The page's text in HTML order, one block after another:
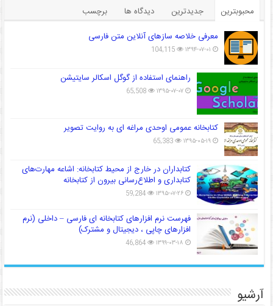
محبوبترین جدیدترین دیدگاه ها
برچسب
معرفی خلاصه سازهای آنلاین متن فارسی
۱۳۹۴-۰۷-۰۱ 104,115
راهنمای استفاده از گوگل اسکالر سایتیشن
۱۳۹۵-۰۷-۰۷ 65,508
کتابخانه عمومی اوحدی مراغه ای به روایت تصویر
۱۳۹۵-۰۵-۱۹ 65,383
کتابداران در خارج از محیط کتابخانه: اشاعه مهارت‌های
کتابداری و اطلاع‌رسانی بیرون از کتابخانه
۱۳۹۵-۰۷-۲۶ 59,284
فهرست نرم افزارهای کتابخانه ای فارسی – داخلی (نرم
افزارهای چاپی ، دیجیتال و مشترک)
۱۳۹۹-۰۳-۱۸ 46,864
آرشیو